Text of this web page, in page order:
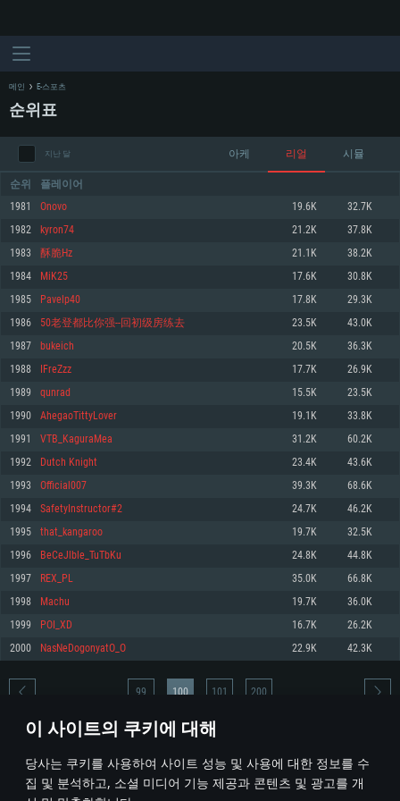
이 사이트의 쿠키에 대해
당사는 쿠키를 사용하여 사이트 성능 및 사용에 대한 정보를 수
집 및 분석하고, 소셜 미디어 기능 제공과 콘텐츠 및 광고를 개
최소사양
운영체제: Windows 10 (64 bit)
프로세서: 2.2 GHz 듀얼코어 이상
메모리: 4GB
그래픽 카드: DirectX 11 이상을 지원하는 AMD Radeon 77XX / NVIDIA
GeForce GT 660. 최소 사양 해상도: 720p
네트워크: 브로드밴드 인터넷
여유 저장 공간: 22.1 GB (최소 클라이언트)
권장 사양
570 혹은 그 이상
여유 저장 공간: 62.2 GB (전체 클라이언트)
최소사양
운영체제: Mac OS Big Sur 11.0
프로세서: 최소 2.2 GHz의 Core i5 (Intel Xeon 은 지원하지 않습니다)
메모리: 6 GB
그래픽 카드: Metal 을 지원하는 Intel Iris Pro 5200 (Mac), 혹은 이와 비슷한 성
능을 가지는 Mac 버전의 AMD/Nvidia. 최소 해상도: 720p
네트워크: 브로드밴드 인터넷
여유 저장 공간: 22.1 GB (최소 클라이언트)
권장 사양
네트워크: 브로드밴드 인터넷
여유 저장 공간: 62.2 GB (전체 클라이언트)
최소사양
운영체제: 64bit Linux 중 최신 버전
프로세서: 2.4 GHz 듀얼코어
메모리: 4 GB
그래픽 카드: Vulkan 을 지원하고, 최신 그래픽 드라이버를 지원하는 NVIDIA
660 (6개월 미만) 혹은 그와 동급의 성능을 가지며 최신 그래픽 드라이버를 지
원하는 AMD (6개월 미만; 최소사양 지원 해상도 720p)
네트워크: 브로드밴드 인터넷
여유 저장 공간: 22.1 GB (최소 클라이언트)
권장 사양
운영체제: Ubuntu 20.04 64bit
프로세서: Intel Core i7
메모리: 16 GB
그래픽 카드: Vulkan 을 지원하고, 최신 그래픽 드라이버를 지원하는 NVIDIA
1060 (6개월 미만) 혹은 그와 동급의 성능을 가지며 최신 그래픽 드라이버를
지원하는 AMD RX 570 (6개월 미만; 최소사양 지원 해상도 720p) 이상
여유 저장 공간: 62.2 GB (전체 클라이언트)
메인 E-스포츠
순위표
지난 달 아케 리얼 시뮬
순위 플레이어
1981 Onovo 19.6K 32.7K
1982 kyron74 21.2K 37.8K
1983 酥脆Hz 21.1K 38.2K
1984 MiK25 17.6K 30.8K
1985 Pavelp40 17.8K 29.3K
1986 50老登都比你强--回初级房练去 23.5K 43.0K
1987 bukeich 20.5K 36.3K
1988 IFreZzz 17.7K 26.9K
1989 qunrad 15.5K 23.5K
1990 AhegaoTittyLover 19.1K 33.8K
1991 VTB_KaguraMea 31.2K 60.2K
1992 Dutch Knight 23.4K 43.6K
1993 Official007 39.3K 68.6K
1994 SafetyInstructor#2 24.7K 46.2K
1995 that_kangaroo 19.7K 32.5K
1996 BeCeJlble_TuTbKu 24.8K 44.8K
1997 REX_PL 35.0K 66.8K
1998 Machu 19.7K 36.0K
1999 POI_XD 16.7K 26.2K
2000 NasNeDogonyatO_O 22.9K 42.3K
* 순위표는 매일 1회 갱신됩니다
99 100 101 200